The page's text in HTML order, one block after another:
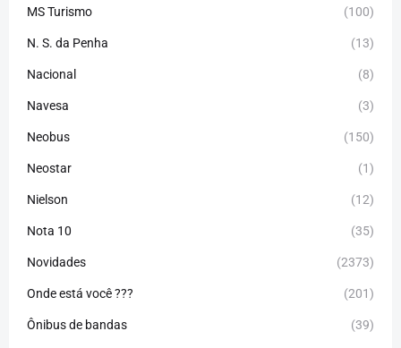
MS Turismo (100)
N. S. da Penha (13)
Nacional (8)
Navesa (3)
Neobus (150)
Neostar (1)
Nielson (12)
Nota 10 (35)
Novidades (2373)
Onde está você ??? (201)
Ônibus de bandas (39)